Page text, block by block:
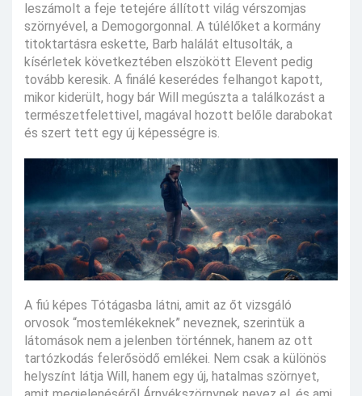
leszámolt a feje tetejére állított világ vérszomjas
szörnyével, a Demogorgonnal. A túlélőket a kormány
titoktartásra eskette, Barb halálát eltusolták, a
kísérletek következtében elszökött Elevent pedig
tovább keresik. A finálé keserédes felhangot kapott,
mikor kiderült, hogy bár Will megúszta a találkozást a
természetfelettivel, magával hozott belőle darabokat
és szert tett egy új képességre is.
A fiú képes Tótágasba látni, amit az őt vizsgáló
orvosok “mostemlékeknek” neveznek, szerintük a
látomások nem a jelenben történnek, hanem az ott
tartózkodás felerősödő emlékei. Nem csak a különös
helyszínt látja Will, hanem egy új, hatalmas szörnyet,